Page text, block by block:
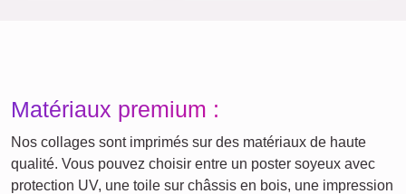
Matériaux premium :
Nos collages sont imprimés sur des matériaux de haute
qualité. Vous pouvez choisir entre un poster soyeux avec
protection UV, une toile sur châssis en bois, une impression